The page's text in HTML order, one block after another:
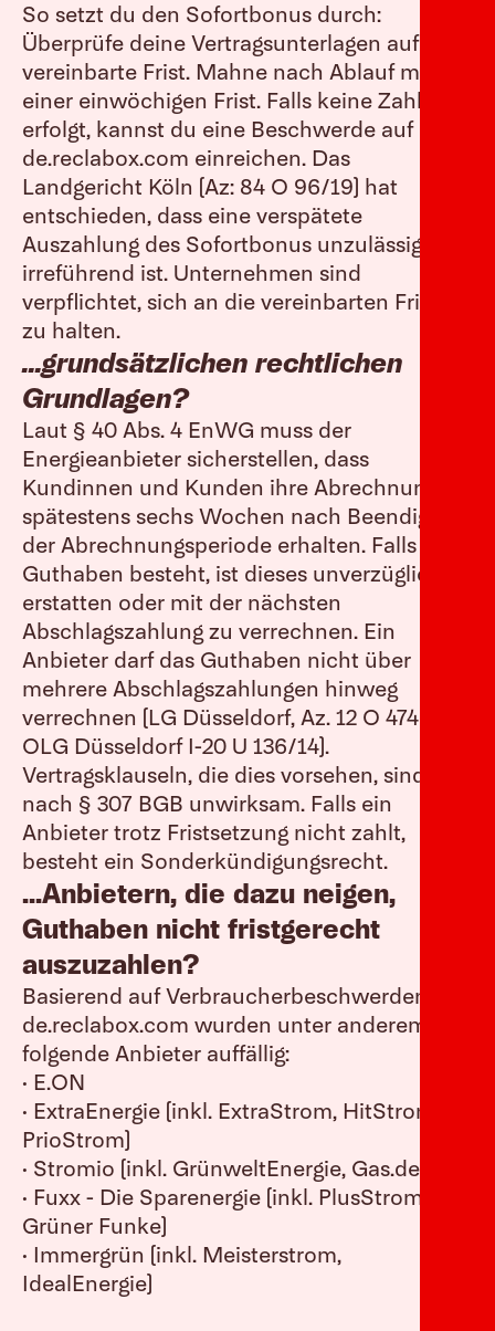
So setzt du den Sofortbonus durch:
Überprüfe deine Vertragsunterlagen auf die
vereinbarte Frist. Mahne nach Ablauf mit
einer einwöchigen Frist. Falls keine Zahlung
erfolgt, kannst du eine Beschwerde auf
de.reclabox.com einreichen. Das
Landgericht Köln (Az: 84 O 96/19) hat
entschieden, dass eine verspätete
Auszahlung des Sofortbonus unzulässig und
irreführend ist. Unternehmen sind
verpflichtet, sich an die vereinbarten Fristen
zu halten.
...grundsätzlichen rechtlichen
Grundlagen?
Laut § 40 Abs. 4 EnWG muss der
Energieanbieter sicherstellen, dass
Kundinnen und Kunden ihre Abrechnung
spätestens sechs Wochen nach Beendigung
der Abrechnungsperiode erhalten. Falls ein
Guthaben besteht, ist dieses unverzüglich zu
erstatten oder mit der nächsten
Abschlagszahlung zu verrechnen. Ein
Anbieter darf das Guthaben nicht über
mehrere Abschlagszahlungen hinweg
verrechnen (LG Düsseldorf, Az. 12 O 474/12;
OLG Düsseldorf I-20 U 136/14).
Vertragsklauseln, die dies vorsehen, sind
nach § 307 BGB unwirksam. Falls ein
Anbieter trotz Fristsetzung nicht zahlt,
besteht ein Sonderkündigungsrecht.
...Anbietern, die dazu neigen,
Guthaben nicht fristgerecht
auszuzahlen?
Basierend auf Verbraucherbeschwerden auf
de.reclabox.com wurden unter anderem
folgende Anbieter auffällig:
• E.ON
• ExtraEnergie (inkl. ExtraStrom, HitStrom,
PrioStrom)
• Stromio (inkl. GrünweltEnergie, Gas.de)
• Fuxx - Die Sparenergie (inkl. PlusStrom,
Grüner Funke)
• Immergrün (inkl. Meisterstrom,
IdealEnergie)